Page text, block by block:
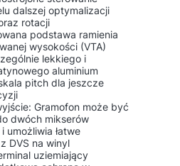
dalszej optymalizacji
rotacji
podstawa ramienia
wysokości (VTA)
lekkiego i
aluminium
pitch dla jeszcze
Gramofon może być
dwóch mikserów
umożliwia łatwe
DVS na winyl
uziemiający